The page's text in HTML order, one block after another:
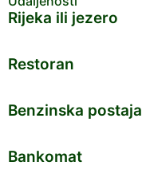
Rijeka ili jezero
Restoran
Benzinska postaja
Bankomat